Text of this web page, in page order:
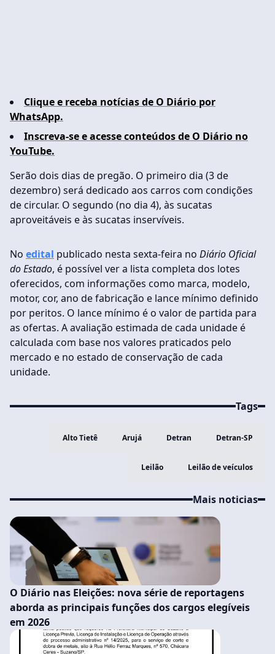
Clique e receba notícias de O Diário por
WhatsApp.
Inscreva-se e acesse conteúdos de O Diário no
YouTube.
Serão dois dias de pregão. O primeiro dia (3 de
dezembro) será dedicado aos carros com condições
de circular. O segundo (no dia 4), às sucatas
aproveitáveis e às sucatas inservíveis.
No edital publicado nesta sexta-feira no Diário Oficial
do Estado, é possível ver a lista completa dos lotes
oferecidos, com informações como marca, modelo,
motor, cor, ano de fabricação e lance mínimo definido
por peritos. O lance mínimo é o valor de partida para
as ofertas. A avaliação estimada de cada unidade é
calculada com base nos valores praticados pelo
mercado e no estado de conservação de cada
unidade.
Tags
Alto Tietê Arujá Detran Detran-SP
Leilão Leilão de veículos
Mais noticias
O Diário nas Eleições: nova série de reportagens
aborda as principais funções dos cargos elegíveis
em 2026